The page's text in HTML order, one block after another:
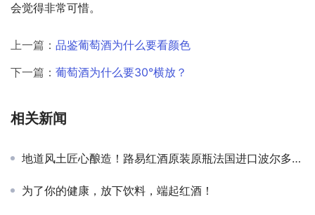
会觉得非常可惜。
上一篇： 品鉴葡萄酒为什么要看颜色
下一篇： 葡萄酒为什么要30°横放？
相关新闻
地道风土匠心酿造！路易红酒原装原瓶法国进口波尔多红酒风味出众
为了你的健康，放下饮料，端起红酒！